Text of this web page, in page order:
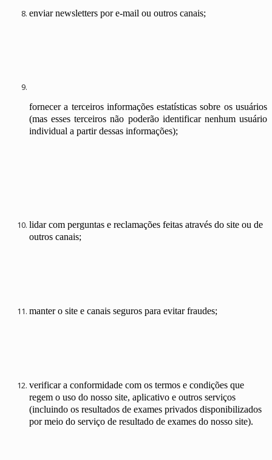
enviar newsletters por e-mail ou outros canais;
fornecer a terceiros informações estatísticas sobre os usuários
(mas esses terceiros não poderão identificar nenhum usuário
individual a partir dessas informações);
lidar com perguntas e reclamações feitas através do site ou de
outros canais;
manter o site e canais seguros para evitar fraudes;
verificar a conformidade com os termos e condições que
regem o uso do nosso site, aplicativo e outros serviços
(incluindo os resultados de exames privados disponibilizados
por meio do serviço de resultado de exames do nosso site).